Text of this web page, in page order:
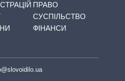
ПРАВО
СУСПІЛЬСТВО
ФІНАНСИ